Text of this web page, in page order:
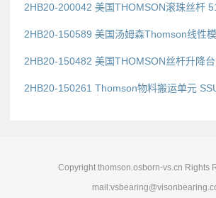
2HB20-200042 美国THOMSON滚珠丝杆
2HB20-150589 美国汤姆森Thomson线性
2HB20-150482 美国THOMSON丝杆升降
2HB20-150261 Thomson物料搬运单元
Copyright thomson.osborn-vs.cn Rights